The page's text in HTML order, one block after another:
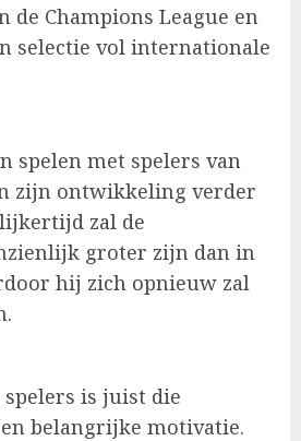
Champions League en
selectie vol internationale
spelen met spelers van
zijn ontwikkeling verder
zal de
groter zijn dan in
hij zich opnieuw zal
is juist die
belangrijke motivatie.